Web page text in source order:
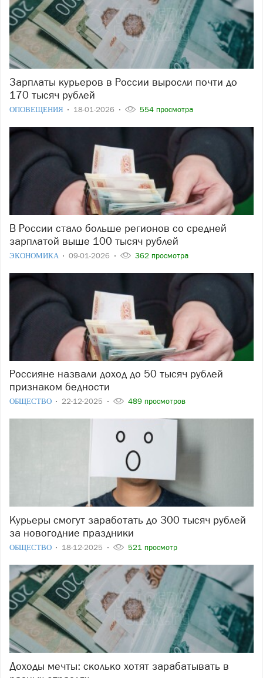
Зарплаты курьеров в России выросли почти до
170 тысяч рублей
ОПОВЕЩЕНИЯ 18-01-2026 554 просмотра
В России стало больше регионов со средней
зарплатой выше 100 тысяч рублей
ЭКОНОМИКА 09-01-2026 362 просмотра
Россияне назвали доход до 50 тысяч рублей
признаком бедности
ОБЩЕСТВО 22-12-2025 489 просмотров
Курьеры смогут заработать до 300 тысяч рублей
за новогодние праздники
ОБЩЕСТВО 18-12-2025 521 просмотр
Доходы мечты: сколько хотят зарабатывать в